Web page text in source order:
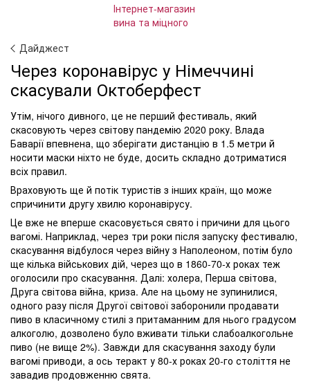
Дайджест
Через коронавірус у Німеччині
скасували Октоберфест
Утім, нічого дивного, це не перший фестиваль, який
скасовують через світову пандемію 2020 року. Влада
Баварії впевнена, що зберігати дистанцію в 1.5 метри й
носити маски ніхто не буде, досить складно дотриматися
всіх правил.
Враховують ще й потік туристів з інших країн, що може
спричинити другу хвилю коронавірусу.
Це вже не вперше скасовується свято і причини для цього
вагомі. Наприклад, через три роки після запуску фестивалю,
скасування відбулося через війну з Наполеоном, потім було
ще кілька військових дій, через що в 1860-70-х роках теж
оголосили про скасування. Далі: холера, Перша світова,
Друга світова війна, криза. Але на цьому не зупинилися,
одного разу після Другої світової заборонили продавати
пиво в класичному стилі з притаманним для нього градусом
алкоголю, дозволено було вживати тільки слабоалкогольне
пиво (не вище 2%). Завжди для скасування заходу були
вагомі приводи, а ось теракт у 80-х роках 20-го століття не
завадив продовженню свята.